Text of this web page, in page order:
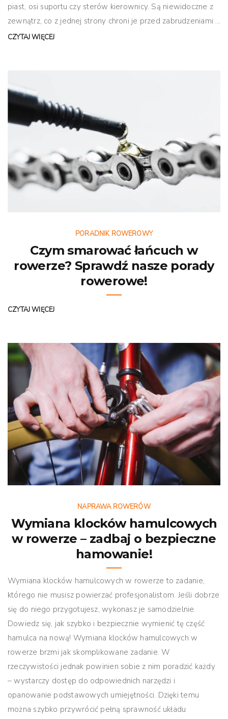
piast, osi suportu czy sterów kierownicy. Są niewidoczne z
zewnątrz, co z jednej strony chroni je przed zabrudzeniami ...
CZYTAJ WIĘCEJ
PORADNIK ROWEROWY
Czym smarować łańcuch w
rowerze? Sprawdź nasze porady
rowerowe!
CZYTAJ WIĘCEJ
NAPRAWA ROWERÓW
Wymiana klocków hamulcowych
w rowerze – zadbaj o bezpieczne
hamowanie!
Wymiana klocków hamulcowych w rowerze to zadanie,
którego nie musisz powierzać profesjonalistom. Jeśli dobrze
się do niego przygotujesz, wykonasz je samodzielnie.
Dowiedz się, jak szybko i bezpiecznie wymienić tę część
hamulca na nową! Wymiana klocków hamulcowych w
rowerze brzmi jak skomplikowane zadanie. W
rzeczywistości jednak powinien sobie z nim poradzić każdy
– wystarczy dostęp do odpowiednich narzędzi i
opanowanie podstawowych umiejętności. Dzięki temu
można szybko przywrócić pełną sprawność układu